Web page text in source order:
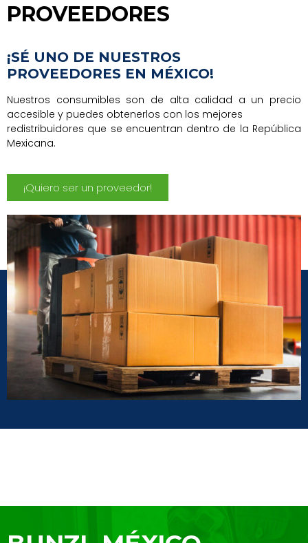
PROVEEDORES
¡SÉ UNO DE NUESTROS
PROVEEDORES EN MÉXICO!
Nuestros consumibles son de alta calidad a un precio
accesible y puedes obtenerlos con los mejores
redistribuidores que se encuentran dentro de la República
Mexicana.
¡Quiero ser un proveedor!